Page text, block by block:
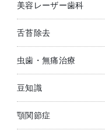
美容レーザー歯科
舌苔除去
虫歯・無痛治療
豆知識
顎関節症